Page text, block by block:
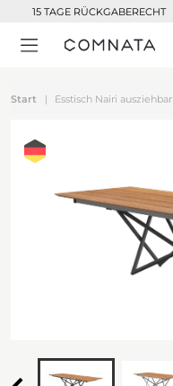
15 TAGE RÜCKGABERECHT
Start Esstisch Nairi ausziehbar